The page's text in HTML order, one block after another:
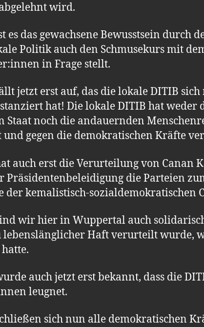
wird.
es das gewachsene Bewusstsein durch
Politik auch den Schmusekurs mit
in Frage stellt.
jetzt erst auf, das die lokale DITIB
hat! Die lokale DITIB hat
Staat noch die andauernden
gegen die demokratischen Kräfte
auch erst die Verurteilung von Canan
Präsidentenbeleidigung die Parteien
der kemalistisch-sozialdemokratischen
wir hier in Wuppertal auch
Haft verurteilt wurde,
auch jetzt erst bekannt, dass die
leugnet.
sich nun alle demokratischen